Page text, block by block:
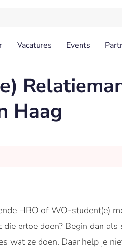
Vacatures Events
Haag
HBO of WO-student(e)
ertoe doen? Begin dan
wat ze doen. Daar help je